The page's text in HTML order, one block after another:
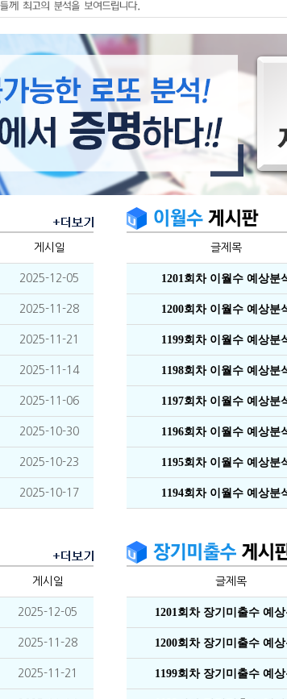
게시일
2025-12-05
2025-11-28
2025-11-21
2025-11-14
2025-11-06
2025-10-30
2025-10-23
2025-10-17
글제목
1201회차 이월수 예상분
1200회차 이월수 예상분
1199회차 이월수 예상분
1198회차 이월수 예상분
1197회차 이월수 예상분
1196회차 이월수 예상분
1195회차 이월수 예상분
1194회차 이월수 예상분
게시일
2025-12-05
2025-11-28
2025-11-21
글제목
1201회차 장기미출수 예상
1200회차 장기미출수 예상
1199회차 장기미출수 예상